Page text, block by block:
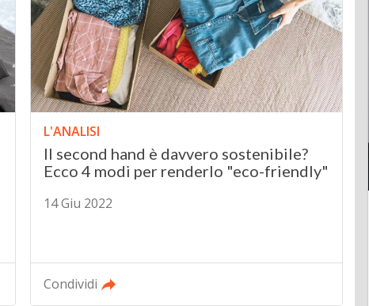
L'ANALISI
Il second hand è davvero sostenibile?
Ecco 4 modi per renderlo "eco-friendly"
14 Giu 2022
Condividi